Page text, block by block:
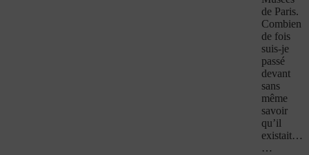
de Paris.
Combien
de fois
suis-je
passé
devant
sans
même
savoir
qu’il
existait…
…